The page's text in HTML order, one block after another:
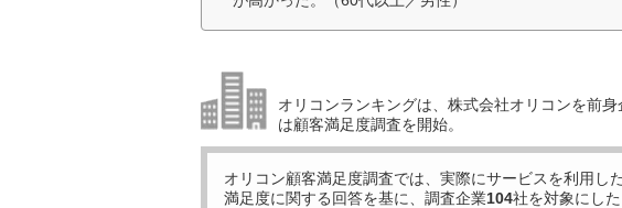
オリコンランキングは、株式会社オリコンを前
は顧客満足度調査を開始。
オリコン顧客満足度調査では、実際にサービスを利用した
満足度に関する回答を基に、調査企業104社を対象にした